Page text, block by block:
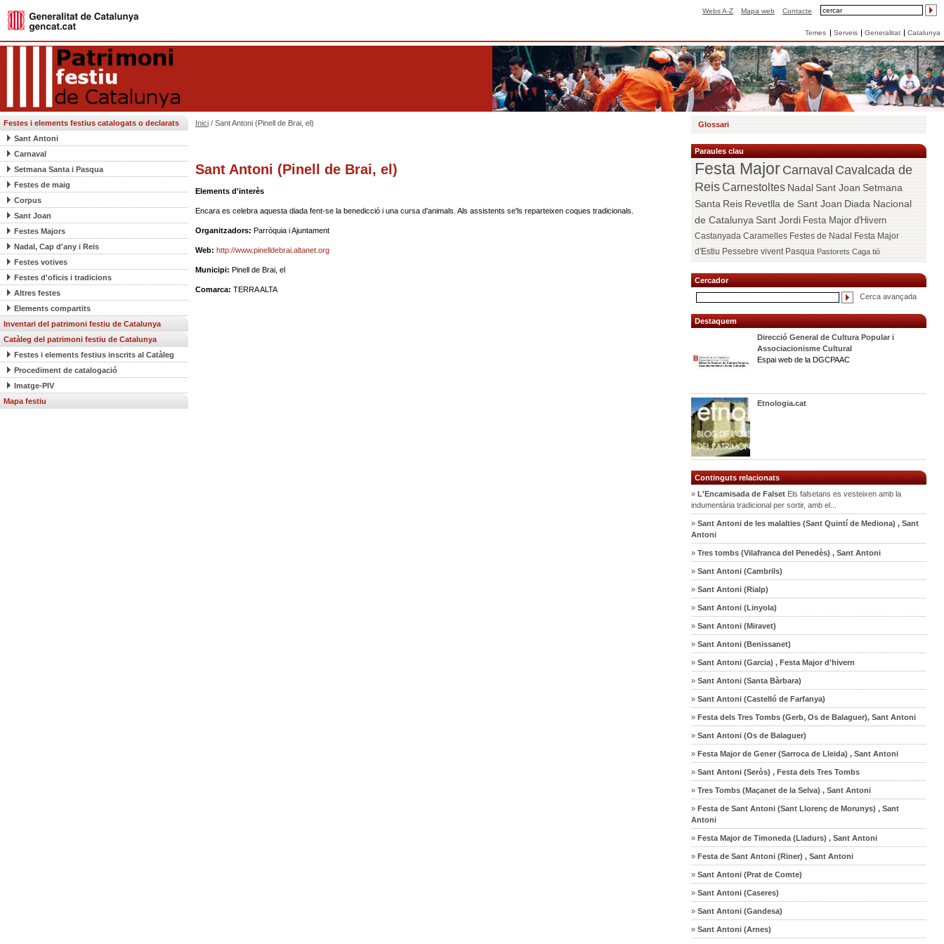
Webs A-Z Mapa web Contacte
Temes Serveis Generalitat Catalunya
Festes i elements festius catalogats o declarats
Sant Antoni
Carnaval
Setmana Santa i Pasqua
Festes de maig
Corpus
Sant Joan
Festes Majors
Nadal, Cap d'any i Reis
Festes votives
Festes d'oficis i tradicions
Altres festes
Elements compartits
Inventari del patrimoni festiu de Catalunya
Catàleg del patrimoni festiu de Catalunya
Festes i elements festius inscrits al Catàleg
Procediment de catalogació
Imatge-PIV
Mapa festiu
Inici/ Sant Antoni (Pinell de Brai, el)
Sant Antoni (Pinell de Brai, el)
Elements d'interès
Encara es celebra aquesta diada fent-se la benedicció i una cursa d'animals. Als assistents se'ls reparteixen coques tradicionals.
Organitzadors: Parròquia i Ajuntament
Web: http://www.pinelldebrai.altanet.org
Municipi: Pinell de Brai, el
Comarca: TERRA ALTA
Glossari
Paraules clau
Festa MajorCarnavalCavalcada de
ReisCarnestoltesNadalSant JoanSetmana
SantaReisRevetlla de Sant JoanDiada Nacional
de CatalunyaSant Jordi Festa Major d'Hivern
Castanyada Caramelles Festes de Nadal Festa Major
d'Estiu Pessebre vivent Pasqua Pastorets Caga tió
Cercador
Cerca avançada
Destaquem
Direcció General de Cultura Popular i
Associacionisme Cultural
Espai web de la DGCPAAC
Etnologia.cat
Continguts relacionats
» L'Encamisada de Falset Els falsetans es vesteixen amb la
indumentària tradicional per sortir, amb el...
» Sant Antoni de les malalties (Sant Quintí de Mediona) , Sant
Antoni
» Tres tombs (Vilafranca del Penedès) , Sant Antoni
» Sant Antoni (Cambrils)
» Sant Antoni (Rialp)
» Sant Antoni (Linyola)
» Sant Antoni (Miravet)
» Sant Antoni (Benissanet)
» Sant Antoni (Garcia) , Festa Major d'hivern
» Sant Antoni (Santa Bàrbara)
» Sant Antoni (Castelló de Farfanya)
» Festa dels Tres Tombs (Gerb, Os de Balaguer), Sant Antoni
» Sant Antoni (Os de Balaguer)
» Festa Major de Gener (Sarroca de Lleida) , Sant Antoni
» Sant Antoni (Seròs) , Festa dels Tres Tombs
» Tres Tombs (Maçanet de la Selva) , Sant Antoni
» Festa de Sant Antoni (Sant Llorenç de Morunys) , Sant
Antoni
» Festa Major de Timoneda (Lladurs) , Sant Antoni
» Festa de Sant Antoni (Riner) , Sant Antoni
» Sant Antoni (Prat de Comte)
» Sant Antoni (Caseres)
» Sant Antoni (Gandesa)
» Sant Antoni (Arnes)